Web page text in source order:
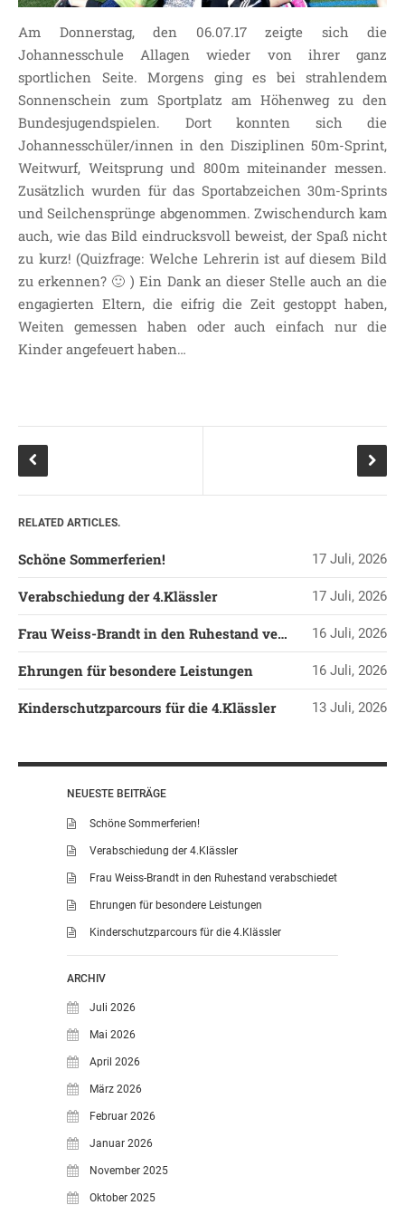
JOHANNESSCHULE
KOLLEGIUM
OGGS
SCHULSOZIALARBEIT
KLASSEN
KLASSE 1 ESSER
KLASSE 2 MÖLLMANN
KLASSE 3A LANGENEKE
KLASSE 4 DURRANT
LEITBILD UNSERER
GRUNDSCHULE
SCHULPROGRAMM
OGGS DOWNLOADS
SCHULPFLEGSCHAFT
KOOPERATIONEN
LINKS
Am Donnerstag, den 06.07.17 zeigte sich die
Johannesschule Allagen wieder von ihrer ganz
sportlichen Seite. Morgens ging es bei strahlendem
Sonnenschein zum Sportplatz am Höhenweg zu den
Bundesjugendspielen. Dort konnten sich die
Johannesschüler/innen in den Disziplinen 50m-Sprint,
Weitwurf, Weitsprung und 800m miteinander messen.
Zusätzlich wurden für das Sportabzeichen 30m-Sprints
und Seilchensprünge abgenommen. Zwischendurch kam
auch, wie das Bild eindrucksvoll beweist, der Spaß nicht
zu kurz! (Quizfrage: Welche Lehrerin ist auf diesem Bild
zu erkennen? 🙂 ) Ein Dank an dieser Stelle auch an die
engagierten Eltern, die eifrig die Zeit gestoppt haben,
Weiten gemessen haben oder auch einfach nur die
Kinder angefeuert haben…
RELATED ARTICLES.
Schöne Sommerferien! 17 Juli, 2026
Verabschiedung der 4.Klässler 17 Juli, 2026
Frau Weiss-Brandt in den Ruhestand verabschiedet 16 Juli, 2026
Ehrungen für besondere Leistungen 16 Juli, 2026
Kinderschutzparcours für die 4.Klässler 13 Juli, 2026
NEUESTE BEITRÄGE
Schöne Sommerferien!
Verabschiedung der 4.Klässler
Frau Weiss-Brandt in den Ruhestand verabschiedet
Ehrungen für besondere Leistungen
Kinderschutzparcours für die 4.Klässler
ARCHIV
Juli 2026
Mai 2026
April 2026
März 2026
Februar 2026
Januar 2026
November 2025
Oktober 2025